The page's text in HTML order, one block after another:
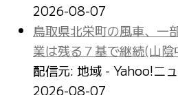
2026-08-07
鳥取県北栄町の風車、
業は残る７基で継続(山陰
配信元: 地域 - Yahoo!ニ
2026-08-07